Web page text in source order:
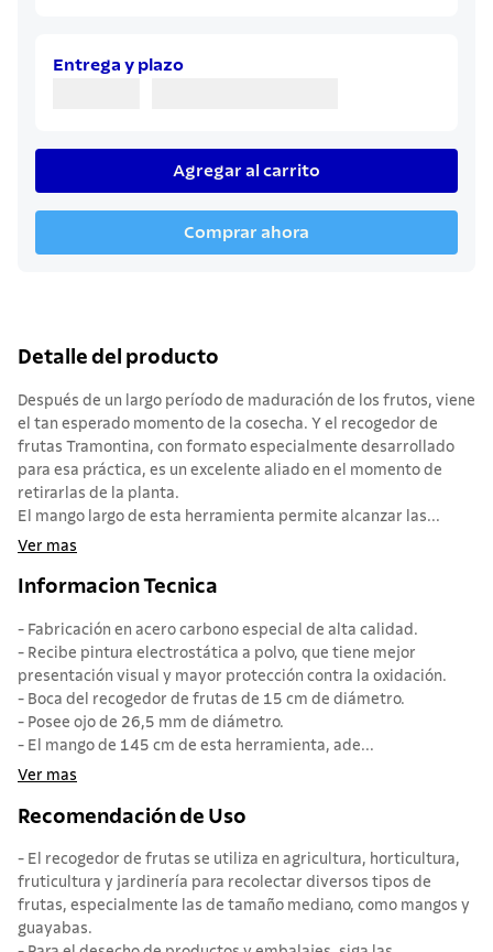
Entrega y plazo
Agregar al carrito
Comprar ahora
Detalle del producto
Después de un largo período de maduración de los frutos, viene
el tan esperado momento de la cosecha. Y el recogedor de
frutas Tramontina, con formato especialmente desarrollado
para esa práctica, es un excelente aliado en el momento de
retirarlas de la planta.
El mango largo de esta herramienta permite alcanzar las...
Ver mas
Informacion Tecnica
- Fabricación en acero carbono especial de alta calidad.
- Recibe pintura electrostática a polvo, que tiene mejor
presentación visual y mayor protección contra la oxidación.
- Boca del recogedor de frutas de 15 cm de diámetro.
- Posee ojo de 26,5 mm de diámetro.
- El mango de 145 cm de esta herramienta, ade...
Ver mas
Recomendación de Uso
- El recogedor de frutas se utiliza en agricultura, horticultura,
fruticultura y jardinería para recolectar diversos tipos de
frutas, especialmente las de tamaño mediano, como mangos y
guayabas.